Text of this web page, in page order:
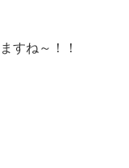
すね～！！